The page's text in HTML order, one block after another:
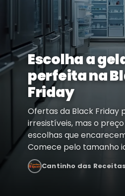
Escolha a
perfeita na
Friday
Ofertas da Black Friday
irresistíveis, mas o
escolhas que
Comece pelo tamanho
Cantinho das Receitas